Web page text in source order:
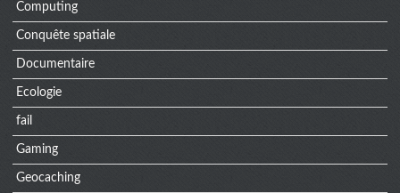
Computing
Conquête spatiale
Documentaire
Ecologie
fail
Gaming
Geocaching